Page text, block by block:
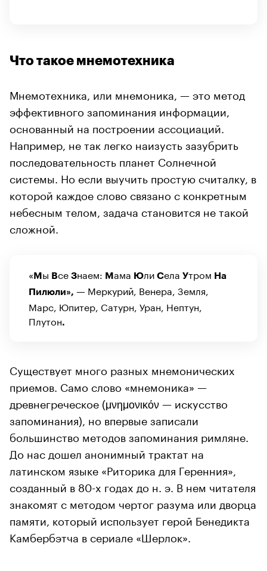
Что такое мнемотехника
Мнемотехника, или мнемоника, — это метод
эффективного запоминания информации,
основанный на построении ассоциаций.
Например, не так легко наизусть зазубрить
последовательность планет Солнечной
системы. Но если выучить простую считалку, в
которой каждое слово связано с конкретным
небесным телом, задача становится не такой
сложной.
« М ы Все Знаем: М ама Юли Села Утром На
П илюли», — Меркурий, Венера, Земля,
Марс, Юпитер, Сатурн, Уран, Нептун,
Плутон.
Существует много разных мнемонических
приемов. Само слово «мнемоника» —
древнегреческое (μνημονικόν — искусство
запоминания), но впервые записали
большинство методов запоминания римляне.
До нас дошел анонимный трактат на
латинском языке «Риторика для Геренния»,
созданный в 80-х годах до н. э. В нем читателя
знакомят с методом чертог разума или дворца
памяти, который использует герой Бенедикта
Камбербэтча в сериале «Шерлок».